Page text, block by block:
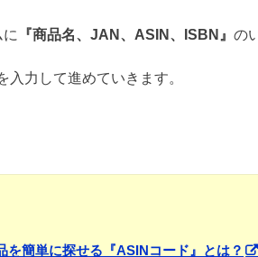
『商品名、JAN、ASIN、ISBN』 の
入力して進めていきます。
を簡単に探せる『ASINコード』とは？